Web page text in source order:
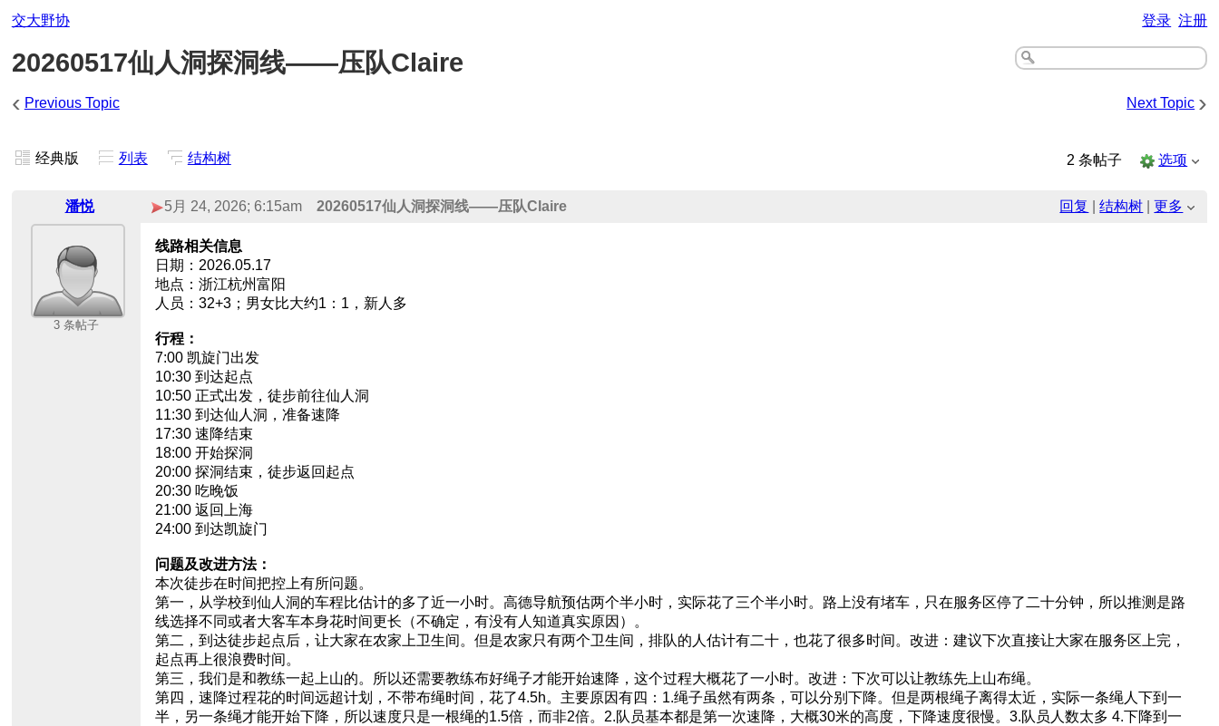
交大野协 登录 注册
20260517仙人洞探洞线——压队Claire
‹ Previous Topic Next Topic ›
经典版 列表 结构树 2 条帖子 选项
潘悦 回复 |结构树 |更多
5月 24, 2026; 6:15am 20260517仙人洞探洞线——压队Claire
3 条帖子
线路相关信息
日期：2026.05.17
地点：浙江杭州富阳
人员：32+3；男女比大约1：1，新人多
行程：
7:00 凯旋门出发
10:30 到达起点
10:50 正式出发，徒步前往仙人洞
11:30 到达仙人洞，准备速降
17:30 速降结束
18:00 开始探洞
20:00 探洞结束，徒步返回起点
20:30 吃晚饭
21:00 返回上海
24:00 到达凯旋门
问题及改进方法：
本次徒步在时间把控上有所问题。
第一，从学校到仙人洞的车程比估计的多了近一小时。高德导航预估两个半小时，实际花了三个半小时。路上没有堵车，只在服务区停了二十分钟，所以推测是路
线选择不同或者大客车本身花时间更长（不确定，有没有人知道真实原因）。
第二，到达徒步起点后，让大家在农家上卫生间。但是农家只有两个卫生间，排队的人估计有二十，也花了很多时间。改进：建议下次直接让大家在服务区上完，
起点再上很浪费时间。
第三，我们是和教练一起上山的。所以还需要教练布好绳子才能开始速降，这个过程大概花了一小时。改进：下次可以让教练先上山布绳。
第四，速降过程花的时间远超计划，不带布绳时间，花了4.5h。主要原因有四：1.绳子虽然有两条，可以分别下降。但是两根绳子离得太近，实际一条绳人下到一
半，另一条绳才能开始下降，所以速度只是一根绳的1.5倍，而非2倍。2.队员基本都是第一次速降，大概30米的高度，下降速度很慢。3.队员人数太多 4.下降到一